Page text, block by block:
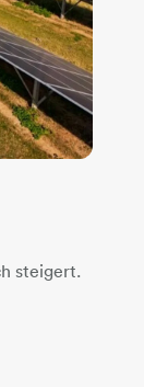
steigert.